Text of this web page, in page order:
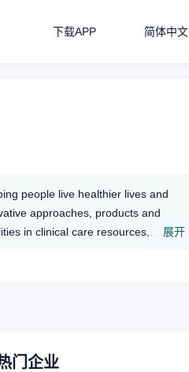
下载APP 简体中文
people live healthier lives and
approaches, products and
in clinical care resources,
展开
门企业